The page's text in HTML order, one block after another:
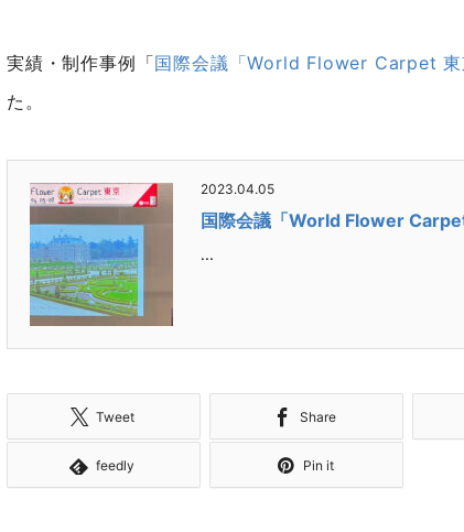
実績・制作事例「国際会議「World Flower Carpet 東
た。
2023.04.05
国際会議「World Flower
...
Tweet Share
feedly Pin it